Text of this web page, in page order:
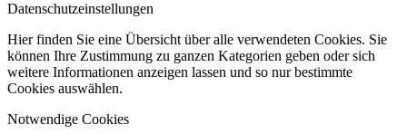
Datenschutzeinstellungen
Hier finden Sie eine Übersicht über alle verwendeten Cookies. Sie
können Ihre Zustimmung zu ganzen Kategorien geben oder sich
weitere Informationen anzeigen lassen und so nur bestimmte
Cookies auswählen.
Notwendige Cookies